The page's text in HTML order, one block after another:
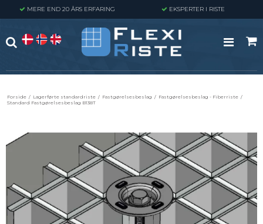
MERE END 20 ÅRS ERFARING EKSPERTER I RISTE
Forside / Lagerførte standardriste / Fastgørelsesbeslag / Fastgørelsesbeslag - Fiberriste /
Standard Fastgørelsesbeslag B138T